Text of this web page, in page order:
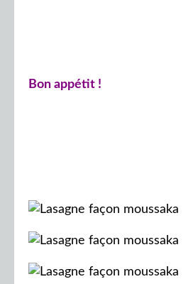
Bon appétit !